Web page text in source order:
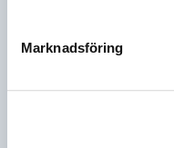
Marknadsföring